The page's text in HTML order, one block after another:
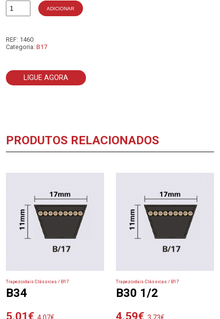
Quantidade
ADICIONAR
REF: 1460
Categoria: B17
LIGUE AGORA
PRODUTOS RELACIONADOS
Trapezoidais Clássicas / B17
B34
5.01€
Trapezoidais Clássicas / B17
B30 1/2
4.59€